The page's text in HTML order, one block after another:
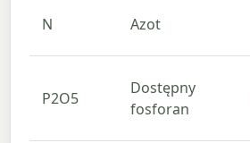
N Azot
P2O5
Dostępny
fosforan